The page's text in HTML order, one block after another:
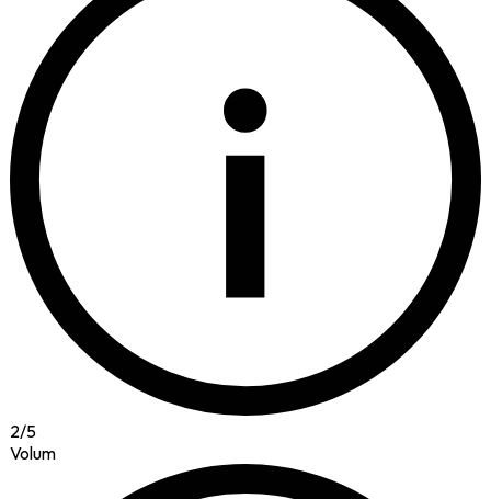
i
2/5
Volum